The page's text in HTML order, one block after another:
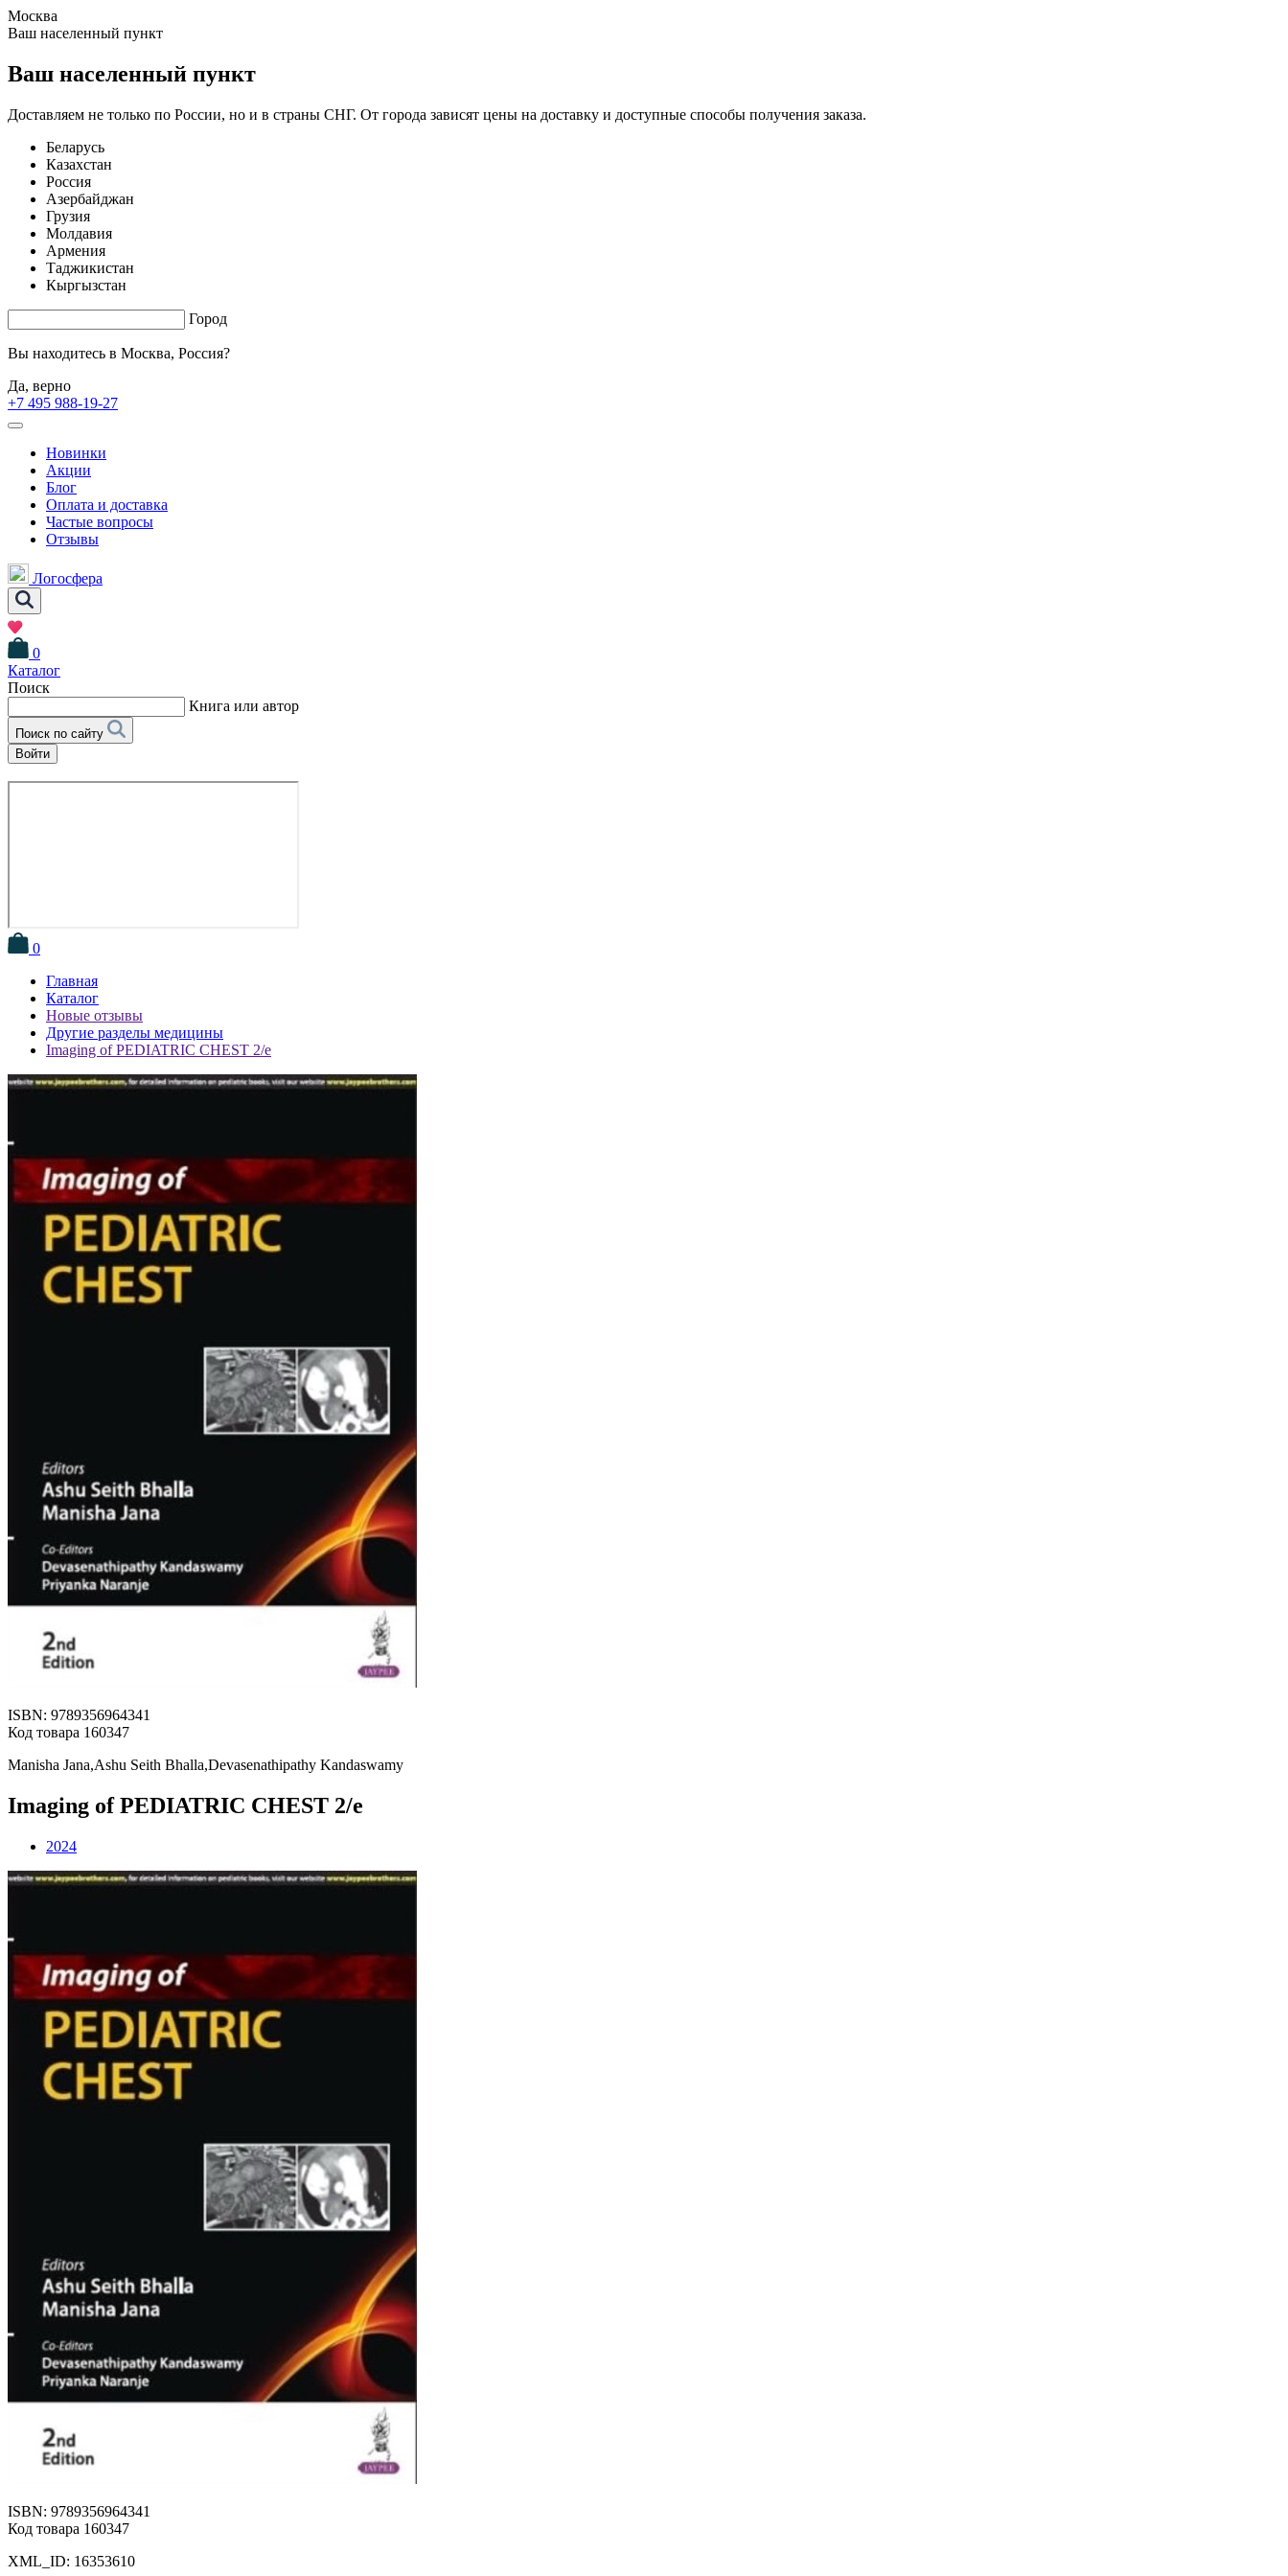
Москва
Ваш населенный пункт
Ваш населенный пункт
Доставляем не только по России, но и в страны СНГ. От города зависят цены на доставку и доступные способы получения заказа.
Беларусь
Казахстан
Россия
Азербайджан
Грузия
Молдавия
Армения
Таджикистан
Кыргызстан
Город
Вы находитесь в Москва, Россия?
Да, верно
+7 495 988-19-27
Новинки
Акции
Блог
Оплата и доставка
Частые вопросы
Отзывы
Логосфера
0
Каталог
Поиск
Книга или автор
Поиск по сайту
Войти
0
Главная
Каталог
Новые отзывы
Другие разделы медицины
Imaging of PEDIATRIC CHEST 2/e
ISBN: 9789356964341
Код товара 160347
Manisha Jana,Ashu Seith Bhalla,Devasenathipathy Kandaswamy
Imaging of PEDIATRIC CHEST 2/e
2024
ISBN: 9789356964341
Код товара 160347
XML_ID: 16353610